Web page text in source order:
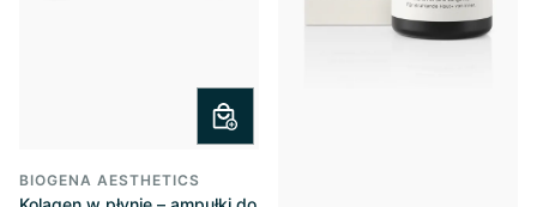
BIOGENA AESTHETICS